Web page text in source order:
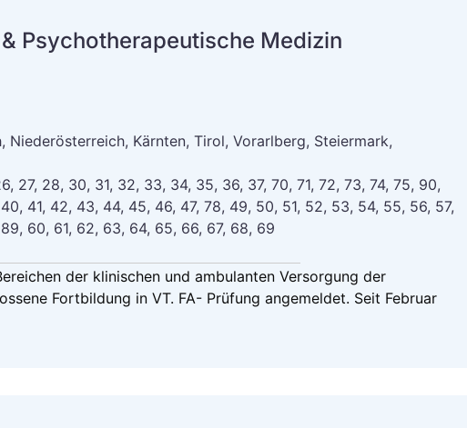
Psychotherapeutische Medizin
Niederösterreich, Kärnten, Tirol, Vorarlberg, Steiermark,
27, 28, 30, 31, 32, 33, 34, 35, 36, 37, 70, 71, 72, 73, 74, 75, 90,
41, 42, 43, 44, 45, 46, 47, 78, 49, 50, 51, 52, 53, 54, 55, 56, 57,
60, 61, 62, 63, 64, 65, 66, 67, 68, 69
der klinischen und ambulanten Versorgung der
Fortbildung in VT. FA- Prüfung angemeldet. Seit Februar